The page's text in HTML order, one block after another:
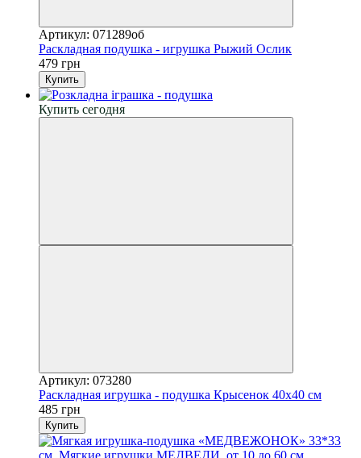
Артикул: 071289об
Раскладная подушка - игрушка Рыжий Ослик
479 грн
Купить
Купить сегодня
Артикул: 073280
Раскладная игрушка - подушка Крысенок 40х40 см
485 грн
Купить